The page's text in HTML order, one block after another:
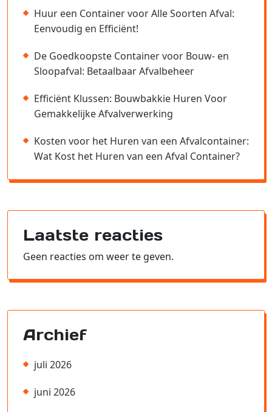
Huur een Container voor Alle Soorten Afval:
Eenvoudig en Efficiënt!
De Goedkoopste Container voor Bouw- en
Sloopafval: Betaalbaar Afvalbeheer
Efficiënt Klussen: Bouwbakkie Huren Voor
Gemakkelijke Afvalverwerking
Kosten voor het Huren van een Afvalcontainer:
Wat Kost het Huren van een Afval Container?
Laatste reacties
Geen reacties om weer te geven.
Archief
juli 2026
juni 2026